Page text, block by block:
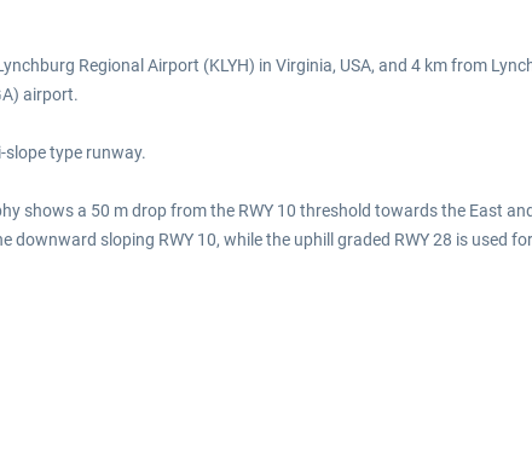
Regional Airport (KLYH) in Virginia, USA, and 4 km from
airport.
type runway.
shows a 50 m drop from the RWY 10 threshold towards the East
sloping RWY 10, while the uphill graded RWY 28 is used